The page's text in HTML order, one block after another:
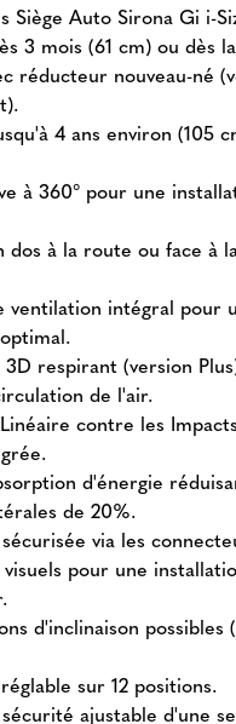
Siège Auto Sirona Gi i-
3 mois (61 cm) ou dès
réducteur nouveau-né
4 ans environ (105
à 360° pour une
dos à la route ou face à
ventilation intégral pour
3D respirant (version
de l'air.
contre les
d'énergie
de 20%.
via les
pour une
d'inclinaison possibles
sur 12 positions.
ajustable d'une